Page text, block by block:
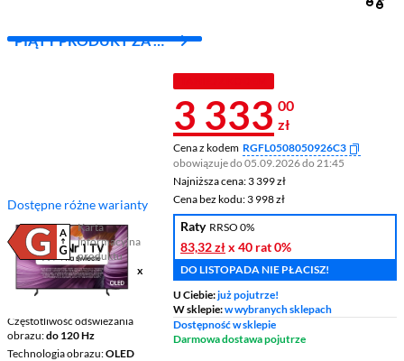
PIĄTY PRODUKT ZA 1
Dostępne różne warianty
Karta
informacyjna
produktu
Plik w formacie pdf
(otworzy się w nowym oknie)
Ekran 55 ", 4K UHD / 3840 x
2160
Częstotliwość odświeżania
obrazu do 120 Hz
Technologia obrazu OLED
Cena 3 333
3 333 00
zł
Cena z kodem RGFL0508050926C3
obowiązuje do 05.09.2026 do 21:45
Najniższa cena: 3 399 zł
Najniższa cena:3 399 zł
Cena bez kodu: 3 998 zł
Cena bez kodu:3 998 zł
Raty RRSO 0%
83,32 złx 40 rat0%
DO LISTOPADA NIE PŁACISZ!
U Ciebie:już pojutrze!
W sklepie:w wybranych sklepach
Dostępność w sklepie
Darmowa dostawa pojutrze